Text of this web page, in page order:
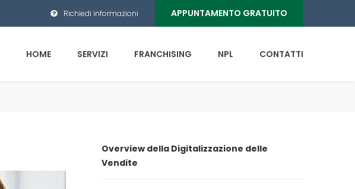
Richiedi informazioni APPUNTAMENTO GRATUITO
HOME SERVIZI FRANCHISING NPL CONTATTI
Overview della Digitalizzazione delle
Vendite